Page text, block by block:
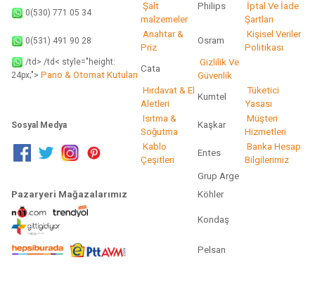
0(530) 771 05 34
Şalt
malzemeler
Philips
İptal Ve İade
Şartları
0(531) 491 90 28
Anahtar &
Priz
Osram
Kişisel Veriler
Politikası
/td> /td< style="height:
24px;"> Pano & Otomat Kutuları
Cata
Gizlilik Ve
Güvenlik
Hırdavat & El
Aletleri
Kumtel
Tüketici
Yasası
Sosyal Medya
Isıtma &
Soğutma
Kaşkar
Müşteri
Hizmetleri
Kablo
Çeşitleri
Entes
Banka Hesap
Bilgilerimiz
Grup Arge
Pazaryeri Mağazalarımız
Köhler
Kondaş
Pelsan